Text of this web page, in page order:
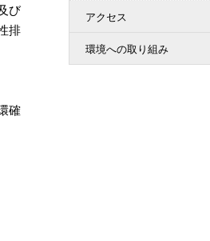
び
排
確
アクセス
環境への取り組み